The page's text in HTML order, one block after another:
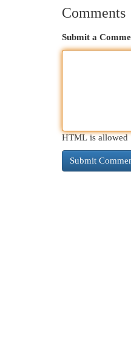
Comments
Submit a
HTML is allowed